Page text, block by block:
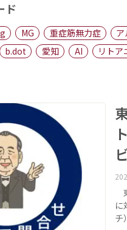
ド
MG 重症筋無力症
b.dot 愛知 AI
リトア
に
チ